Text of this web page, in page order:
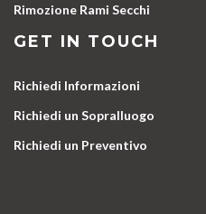
Rimozione Rami Secchi
GET IN TOUCH
Richiedi Informazioni
Richiedi un Sopralluogo
Richiedi un Preventivo